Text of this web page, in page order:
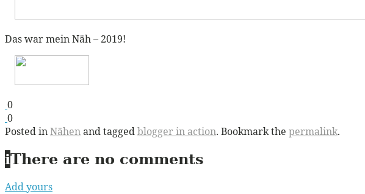
Das war mein Näh – 2019!
0
0
Posted inNähenand taggedblogger in action. Bookmark the permalink.
iThere are no comments
Add yours